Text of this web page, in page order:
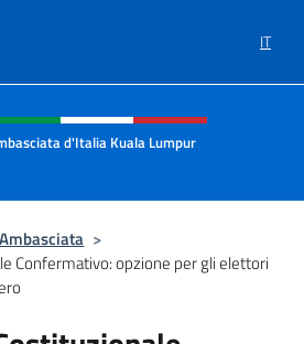
IT
social e menù
d'Italia Kuala Lumpur
>
Confermativo: opzione per gli elettori